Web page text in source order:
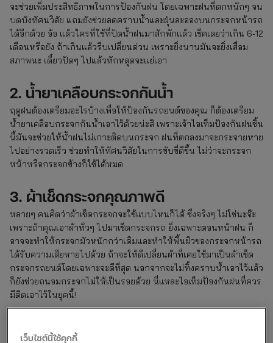
จะช่วยเพิ่มประสิทธิภาพในการป้องกันฝน โดยเฉพาะฝนที่ตกหนักๆ จน
บดบังทัศนวิสัย แถมยังช่วยลดคราบน้ำและฝุ่นละอองบนกระจกหน้ารถ
ได้อีกด้วย อ้อ แล้วใครที่ใช้ที่ปัดน้ำฝนมาสักพักแล้ว เช็คเลยว่าเกิน 6-12
เดือนหรือยัง ถ้าเกินแล้วรีบเปลี่ยนด่วน เพราะยิ่งนานมันจะยิ่งเสื่อม
สภาพนะ เดี๋ยวปัดๆ ไปแล้วหักหลุดจะแย่เอา
2. น้ำยาเคลือบกระจกกันน้ำ
ฤดูฝนต้องเตรียมอะไรบ้างเพื่อให้ป้องกันรถยนต์ของคุณ ก็ต้องเตรียม
น้ำยาเคลือบกระจกกันน้ำเอาไว้ด้วยน่ะสิ เพราะเจ้าไอเท็มป้องกันฝนชิ้น
นี้มันจะช่วยให้น้ำฝนไม่เกาะติดบนกระจก ฝนที่ตกลงมาจะกระจายหาย
ไปอย่างรวดเร็ว ช่วยทำให้ทัศนวิสัยในการขับขี่ดีขึ้น ไม่ว่าจะกระจก
หน้าหรือกระจกข้างก็ใช้ได้หมด
3. ผ้าเช็ดกระจกคุณภาพดี
หลายๆ คนคิดว่าผ้าเช็ดกระจกจะใช้แบบไหนก็ได้ ซึ่งจริงๆ ไม่ใช่นะจ๊ะ
เพราะถ้าคุณเอาผ้าทั่วๆ ไปมาเช็ดกระจกรถ ยิ่งเฉพาะตอนหน้าฝน ก็
อาจจะทำให้กระจกมัวหนักกว่าเดิมและทำให้พื้นผิวของกระจกหน้ารถ
ได้รับความเสียหายไปด้วย ถ้าจะให้ดีเปลี่ยนผ้าที่เคยใช้มาเป็นผ้าเช็ด
กระจกรถยนต์โดยเฉพาะจะดีที่สุด นอกจากจะไม่ทิ้งคราบน้ำเอาไว้แล้ว
ก็ยังช่วยถนอมกระจกไม่ให้เป็นรอยด้วย นี่แหละไอเท็มป้องกันฝนที่ควร
มีติดเอาไว้ในยุคนี้!
4. เครื่องดูดน้ำแบบพกพา
เว็บไซต์นี้ใช้คุกกี้